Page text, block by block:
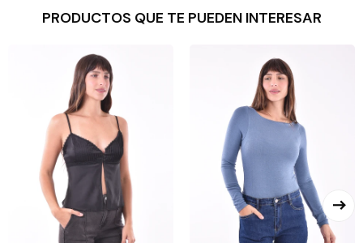
PRODUCTOS QUE TE PUEDEN INTERESAR